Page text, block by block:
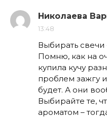
Николаева
13:48
Выбирать свечи
Помню, как на
купила кучу
проблем зажгу
будет. А они
Выбирайте те,
ароматом –